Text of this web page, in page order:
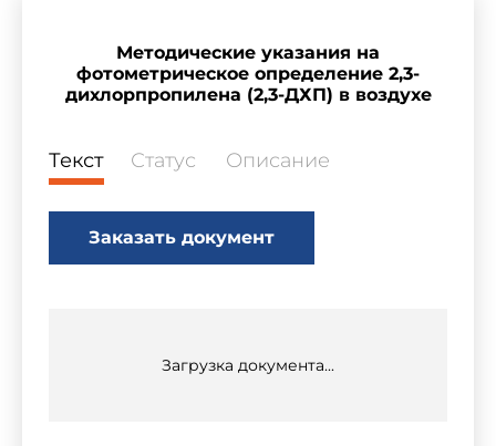
Методические указания на
фотометрическое определение 2,3-
дихлорпропилена (2,3-ДХП) в воздухе
Текст Статус Описание
Заказать документ
Загрузка документа...